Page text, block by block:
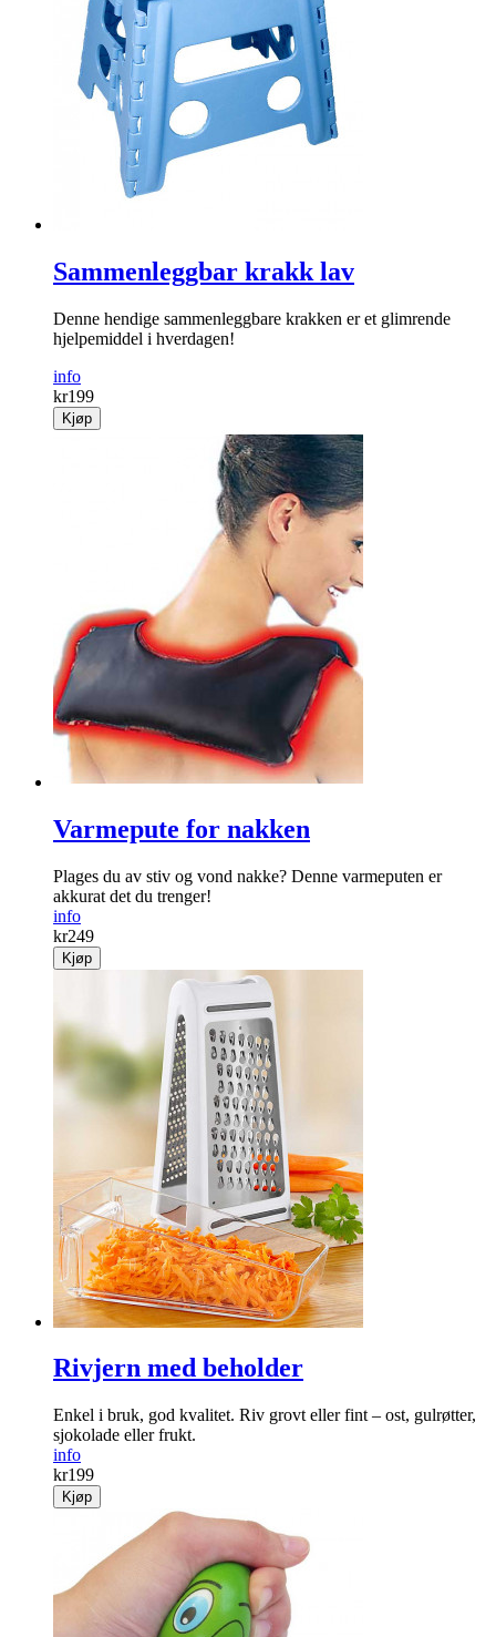
Sammenleggbar krakk lav
Denne hendige sammenleggbare krakken er et glimrende
hjelpemiddel i hverdagen!
info
kr199
Kjøp
Varmepute for nakken
Plages du av stiv og vond nakke? Denne varmeputen er
akkurat det du trenger!
info
kr249
Kjøp
Rivjern med beholder
Enkel i bruk, god kvalitet. Riv grovt eller fint – ost, gulrøtt­er,
sjoko­lade eller frukt.
info
kr199
Kjøp